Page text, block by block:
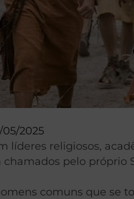
05/2025
líderes religiosos,
pelo
comuns que